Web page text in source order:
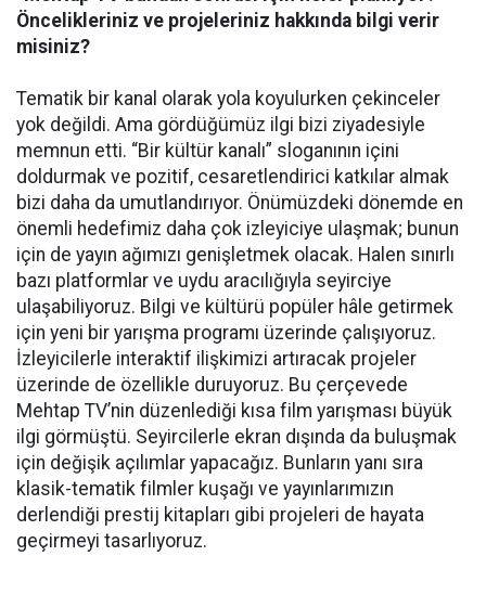
Öncelikleriniz ve projeleriniz hakkında bilgi verir
misiniz?
Tematik bir kanal olarak yola koyulurken çekinceler
yok değildi. Ama gördüğümüz ilgi bizi ziyadesiyle
memnun etti. “Bir kültür kanalı” sloganının içini
doldurmak ve pozitif, cesaretlendirici katkılar almak
bizi daha da umutlandırıyor. Önümüzdeki dönemde en
önemli hedefimiz daha çok izleyiciye ulaşmak; bunun
için de yayın ağımızı genişletmek olacak. Halen sınırlı
bazı platformlar ve uydu aracılığıyla seyirciye
ulaşabiliyoruz. Bilgi ve kültürü popüler hâle getirmek
için yeni bir yarışma programı üzerinde çalışıyoruz.
İzleyicilerle interaktif ilişkimizi artıracak projeler
üzerinde de özellikle duruyoruz. Bu çerçevede
Mehtap TV’nin düzenlediği kısa film yarışması büyük
ilgi görmüştü. Seyircilerle ekran dışında da buluşmak
için değişik açılımlar yapacağız. Bunların yanı sıra
klasik-tematik filmler kuşağı ve yayınlarımızın
derlendiği prestij kitapları gibi projeleri de hayata
geçirmeyi tasarlıyoruz.